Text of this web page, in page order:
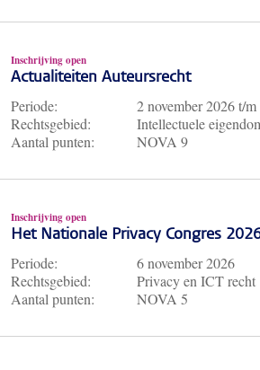
Inschrijving open
Actualiteiten Auteursrecht
Periode: 2 november 2026t/m
Rechtsgebied:
Intellectuele
Aantal punten:
NOVA 9
Inschrijving open
Het Nationale Privacy Congres
Periode:
6 november 2026
Rechtsgebied:
Privacy en ICT recht
Aantal punten:
NOVA 5